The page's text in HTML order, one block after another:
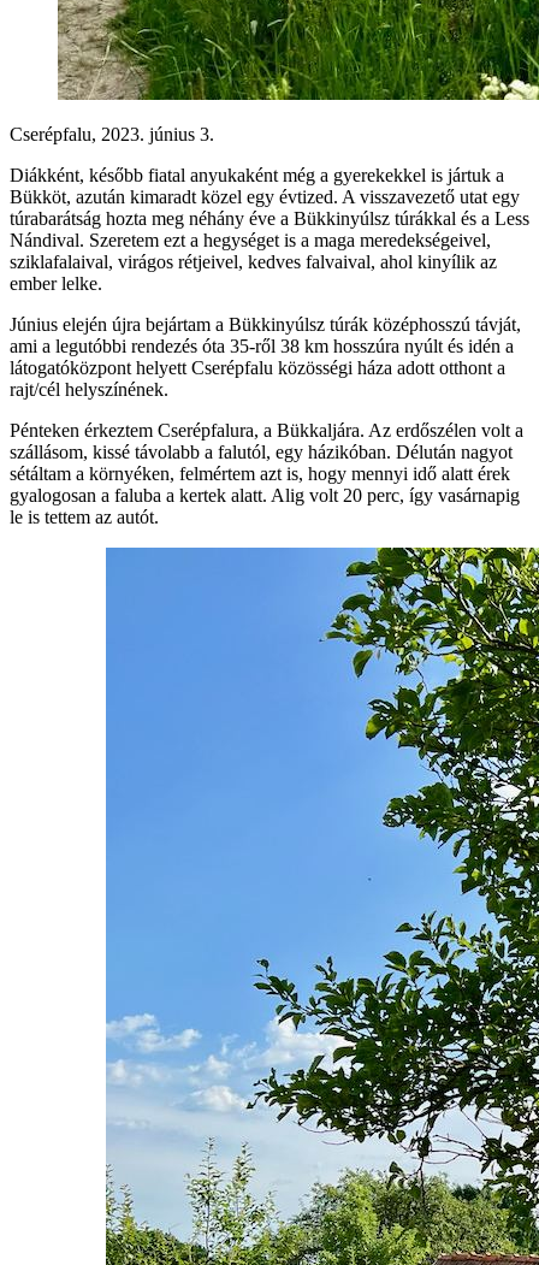
Cserépfalu, 2023. június 3.
Diákként, később fiatal anyukaként még a gyerekekkel is jártuk a
Bükköt, azután kimaradt közel egy évtized. A visszavezető utat egy
túrabarátság hozta meg néhány éve a Bükkinyúlsz túrákkal és a Less
Nándival. Szeretem ezt a hegységet is a maga meredekségeivel,
sziklafalaival, virágos rétjeivel, kedves falvaival, ahol kinyílik az
ember lelke.
Június elején újra bejártam a Bükkinyúlsz túrák középhosszú távját,
ami a legutóbbi rendezés óta 35-ről 38 km hosszúra nyúlt és idén a
látogatóközpont helyett Cserépfalu közösségi háza adott otthont a
rajt/cél helyszínének.
Pénteken érkeztem Cserépfalura, a Bükkaljára. Az erdőszélen volt a
szállásom, kissé távolabb a falutól, egy házikóban. Délután nagyot
sétáltam a környéken, felmértem azt is, hogy mennyi idő alatt érek
gyalogosan a faluba a kertek alatt. Alig volt 20 perc, így vasárnapig
le is tettem az autót.